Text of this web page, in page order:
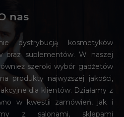
nas
dystrybucją kosmetyków
oraz suplementów. W naszej
szeroki wybór gadżetów
produkty najwyższej jakości,
dla klientów. Działamy z
w kwestii zamówień, jak i
z salonami, sklepami